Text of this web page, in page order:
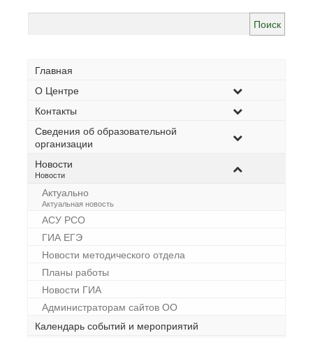
Главная
О Центре
Контакты
Сведения об образовательной
организации
Новости
–
Новости
Актуально
–
Актуальная новость
АСУ РСО
ГИА ЕГЭ
Новости методического отдела
Планы работы
Новости ГИА
Администраторам сайтов ОО
Календарь событий и мероприятий